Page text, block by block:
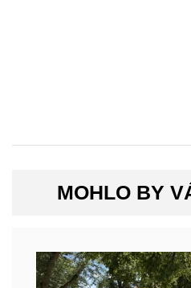
MOHLO BY